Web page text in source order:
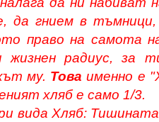
да гнием в
право на самота
жизнен радиус, за
му. Това именно е
хляб е само 1/3.
Хляб: